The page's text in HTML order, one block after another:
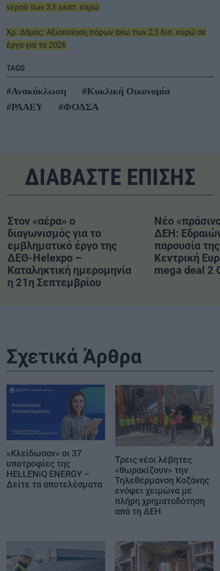
νερού των 3,1 εκατ. ευρώ
Χρ. Δήμας: Αξιοποίηση πόρων άνω των 2,3 δισ. ευρώ σε
έργα για το 2026
TAGS
#Ανακύκλωση
#Κυκλική Οικονομία
#ΡΑΑΕΥ
#ΦΟΔΣΑ
ΔΙΑΒΑΣΤΕ ΕΠΙΣΗΣ
Στον «αέρα» ο
διαγωνισμός για το
εμβληματικό έργο της
ΔΕΘ-Helexpo –
Καταληκτική ημερομηνία
η 21η Σεπτεμβρίου
Νέο
ΔΕΗ:
παρουσία
Κεντρική
mega deal 2
Σχετικά Άρθρα
«Κλείδωσαν» οι 37
υποτροφίες της
HELLENiQ ENERGY –
Δείτε τα αποτελέσματα
Τρεις νέοι λέβητες
«θωρακίζουν» την
Τηλεθέρμανση Κοζάνης
ενόψει χειμώνα με
πλήρη χρηματοδότηση
από τη ΔΕΗ